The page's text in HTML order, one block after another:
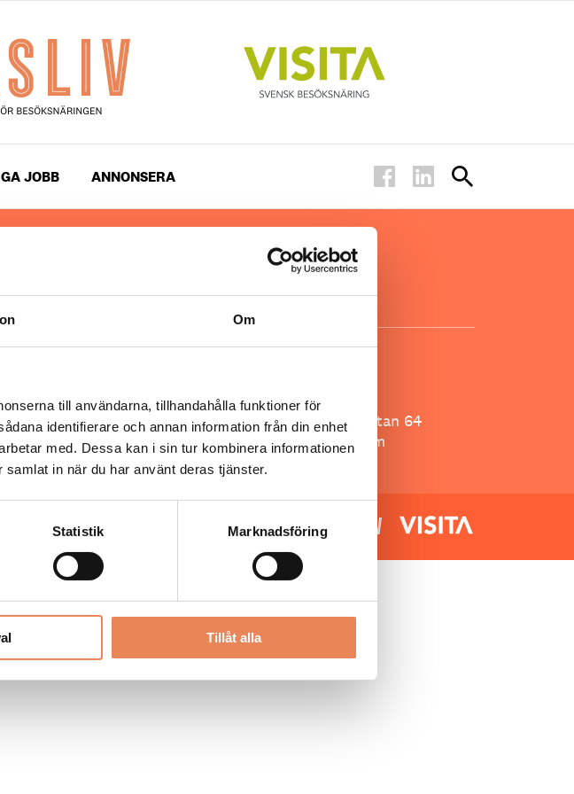
Om
till användarna, tillhandahålla funktioner för
identifierare och annan information från din enhet
med. Dessa kan i sin tur kombinera informationen
in när du har använt deras tjänster.
Statistik Marknadsföring
Tillåt alla
JOBB ANNONSERA
nyheter och snackisar inom
är ett affärsmagasin för ägare
är skyddat
Besöksliv
Spoon, Brännkyrkagatan 64
118 23 Stockholm